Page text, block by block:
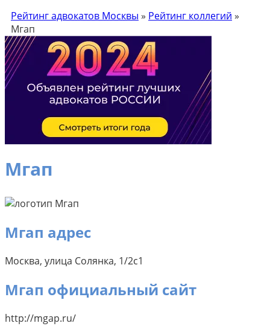
Рейтинг адвокатов Москвы » Рейтинг коллегий »
Мгап
Мгап
Мгап адрес
Москва, улица Солянка, 1/2с1
Мгап официальный сайт
http://mgap.ru/